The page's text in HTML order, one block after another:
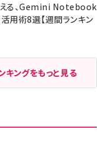
る、Gemini Notebook
用術8選【週間ランキン
キングをもっと見る